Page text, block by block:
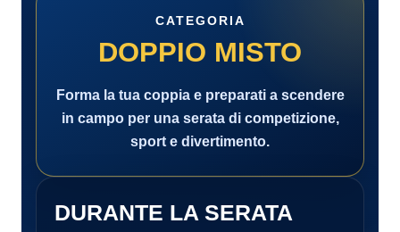
CATEGORIA
DOPPIO MISTO
Forma la tua coppia e preparati a scendere
in campo per una serata di competizione,
sport e divertimento.
DURANTE LA SERATA